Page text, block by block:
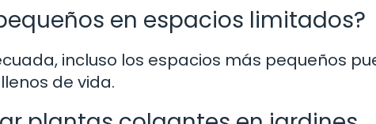
en espacios limitados?
incluso los espacios más pequeños
de vida.